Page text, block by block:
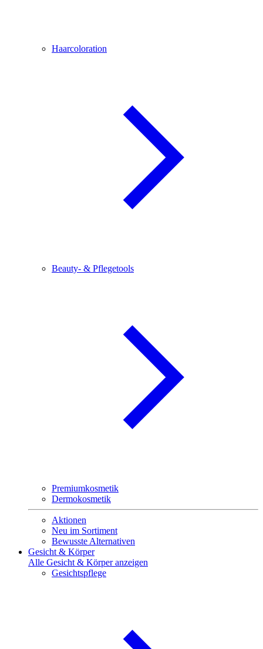
Haarcoloration
Beauty- & Pflegetools
Premiumkosmetik
Dermokosmetik
Aktionen
Neu im Sortiment
Bewusste Alternativen
Gesicht & Körper
Alle Gesicht & Körper anzeigen
Gesichtspflege